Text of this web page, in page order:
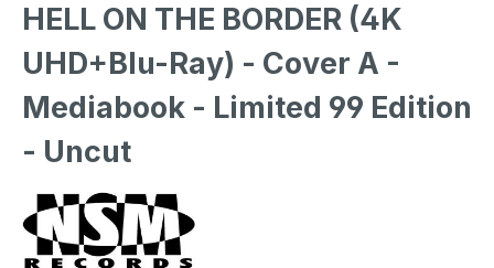
HELL ON THE BORDER (4K
UHD+Blu-Ray) - Cover A -
Mediabook - Limited 99 Edition
- Uncut